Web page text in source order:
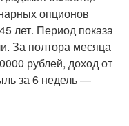
опционов
лет. Период показа
За полтора месяца
рублей, доход от
за 6 недель —